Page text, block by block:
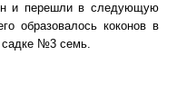
и перешли в следующую
образовалось коконов в
№3 семь.